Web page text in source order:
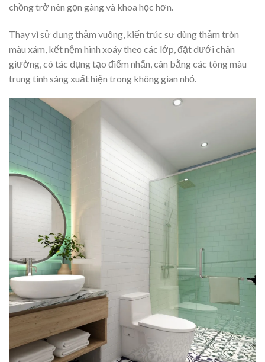
chồng trở nên gọn gàng và khoa học hơn.
Thay vì sử dụng thảm vuông, kiến trúc sư dùng thảm tròn
màu xám, kết nệm hình xoáy theo các lớp, đặt dưới chân
giường, có tác dụng tạo điểm nhấn, cân bằng các tông màu
trung tính sáng xuất hiện trong không gian nhỏ.